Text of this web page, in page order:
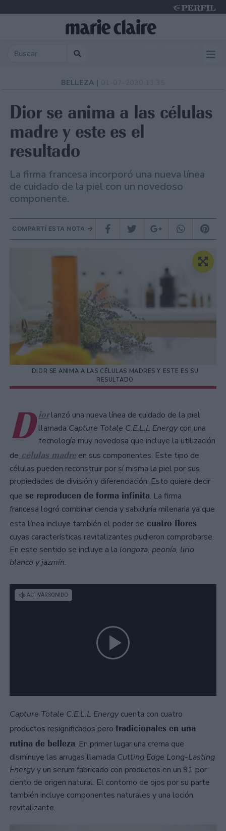
BELLEZA |
Dior se anima a las células
madre y este es el
resultado
La firma francesa incorporó una nueva línea
de cuidado de la piel con un novedoso
componente.
COMPARTÍ ESTA NOTA
DIOR SE ANIMA A LAS CÉLULAS MADRES Y ESTE ES SU
RESULTADO
D iorlanzó una nueva línea de cuidado de la piel
llamada Capture Totale C.E.L.L Energycon una
tecnología muy novedosa que incluye la utilización
de células madre en sus componentes. Este tipo de
células pueden reconstruir por sí misma la piel por sus
propiedades de división y diferenciación. Esto quiere decir
que se reproducen de forma infinita. La firma
francesa logró combinar ciencia y sabiduría milenaria ya que
esta línea incluye también el poder de cuatro flores
cuyas características revitalizantes pudieron comprobarse.
En este sentido se incluye a la longoza, peonía, lirio
blanco y jazmín.
Capture Totale C.E.L.L Energycuenta con cuatro
productos resignificados pero tradicionales en una
rutina de belleza. En primer lugar una crema que
disminuye las arrugas llamada Cutting Edge Long-Lasting
Energyy un serum fabricado con productos en un 91 por
ciento de origen natural. El contorno de ojos por su parte
también incluye componentes naturales y una loción
revitalizante.